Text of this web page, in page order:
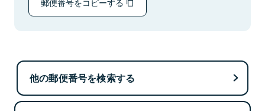
他の郵便番号を検索する